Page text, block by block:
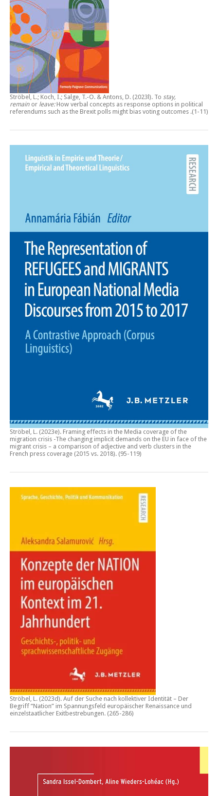
Ströbel, L.; Koch, I.; Salge, T.-O. & Antons, D. (2023l). To stay,
remain or leave:How verbal concepts as response options in political
referendums such as the Brexit polls might bias voting outcomes .(1-11)
Ströbel, L. (2023e). Framing effects in the Media coverage of the
migration crisis -The changing implicit demands on the EU in face of the
migrant crisis – a comparison of adjective and verb clusters in the
French press coverage (2015 vs. 2018). (95-119)
Ströbel, L. (2023d). Auf der Suche nach kollektiver Identität – Der
Begriff “Nation” im Spannungsfeld europäischer Renaissance und
einzelstaatlicher Exitbestrebungen. (265-286)